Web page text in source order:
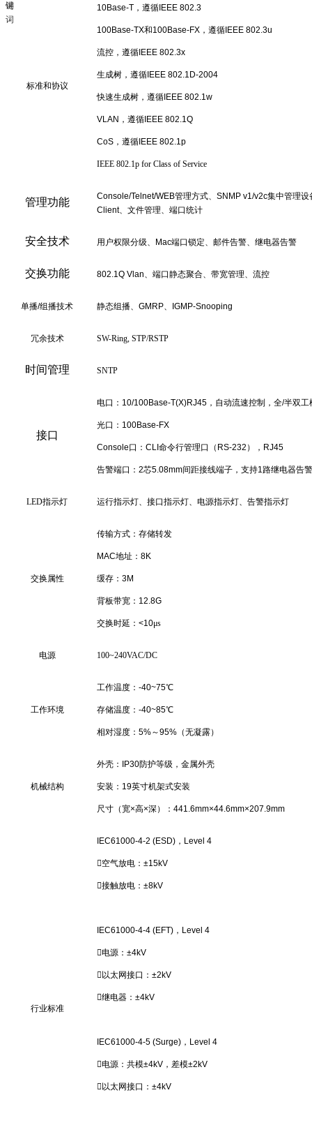
标准和协议
10Base-T，遵循IEEE 802.3
100Base-TX和100Base-FX，遵循IEEE 802.3u
流控，遵循IEEE 802.3x
生成树，遵循IEEE 802.1D-2004
快速生成树，遵循IEEE 802.1w
VLAN，遵循IEEE 802.1Q
CoS，遵循IEEE 802.1p
IEEE 802.1p for Class of Service
管理功能
Console/Telnet/WEB管理方式、SNMP v1/v2c集中管理
Client、文件管理、端口统计
安全技术 用户权限分级、Mac端口锁定、邮件告警、继电器告警
交换功能 802.1Q Vlan、端口静态聚合、带宽管理、流控
单播/组播技术 静态组播、GMRP、IGMP-Snooping
冗余技术 SW-Ring, STP/RSTP
时间管理 SNTP
接口
电口：10/100Base-T(X)RJ45，自动流速控制，全/半双
光口：100Base-FX
Console口：CLI命令行管理口（RS-232），RJ45
告警端口：2芯5.08mm间距接线端子，支持1路继电器告
LED指示灯 运行指示灯、接口指示灯、电源指示灯、告警指示灯
交换属性
传输方式：存储转发
MAC地址：8K
缓存：3M
背板带宽：12.8G
交换时延：<10μs
电源 100~240VAC/DC
工作环境
工作温度：-40~75℃
存储温度：-40~85℃
相对湿度：5%～95%（无凝露）
机械结构
外壳：IP30防护等级，金属外壳
安装：19英寸机架式安装
尺寸（宽×高×深）：441.6mm×44.6mm×207.9mm
行业标准
IEC61000-4-2 (ESD)，Level 4
空气放电：±15kV
接触放电：±8kV
IEC61000-4-4 (EFT)，Level 4
电源：±4kV
以太网接口：±2kV
继电器：±4kV
IEC61000-4-5 (Surge)，Level 4
电源：共模±4kV，差模±2kV
以太网接口：±4kV